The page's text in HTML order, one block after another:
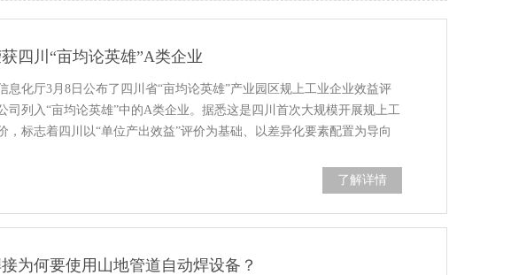
四川“亩均论英雄”A类企业
息化厅3月8日公布了四川省“亩均论英雄”产业园区规上工业企业效益评
司列入“亩均论英雄”中的A类企业。据悉这是四川首次大规模开展规上工
，标志着四川以“单位产出效益”评价为基础、以差异化要素配置为导向
了解详情
为何要使用山地管道自动焊设备？